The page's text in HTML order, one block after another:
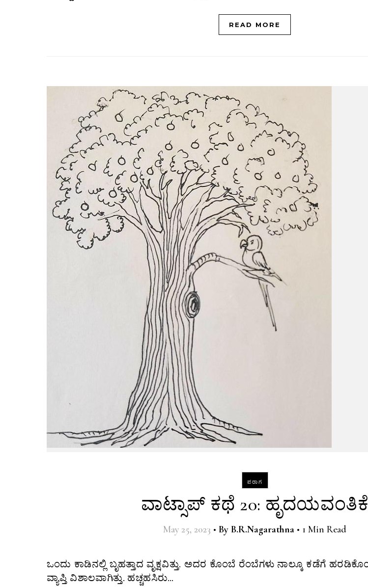
READ MORE
ಪರಾಗ
ವಾಟ್ಸಾಪ್ ಕಥೆ 20: ಹೃದಯವಂತಿಕೆ
May 25, 2023 • By B.R.Nagarathna • 1 Min Read
ಒಂದು ಕಾಡಿನಲ್ಲಿ ಬೃಹತ್ತಾದ ವೃಕ್ಷವಿತ್ತು. ಅದರ ಕೊಂಬೆ ರೆಂಬೆಗಳು ನಾಲ್ಕೂ ಕಡೆಗೆ ಹರಡಿಕೊಂಡಿದ್ದವು. ಇದರಿಂದ ಮರದ
ವ್ಯಾಪ್ತಿ ವಿಶಾಲವಾಗಿತ್ತು. ಹಚ್ಚಹಸಿರು…